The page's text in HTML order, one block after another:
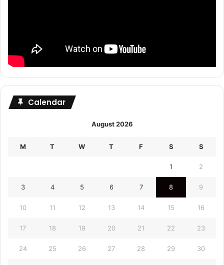
Calendar
August 2026
M T W T F S S
1 2
3 4 5 6 7 8 9
10 11 12 13 14 15 16
17 18 19 20 21 22 23
24 25 26 27 28 29 30